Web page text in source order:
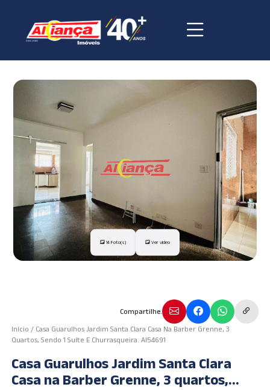
14 Foto(s) Ver vídeo
Compartilhe.
Início / Casa Guarulhos Jardim Santa Clara Casa Na Barber Grenne, 3
Quartos, Sendo 1 Suíte E Churrasqueira. AI54691
Casa Guarulhos Jardim Santa Clara
Casa na Barber Grenne, 3 quartos,